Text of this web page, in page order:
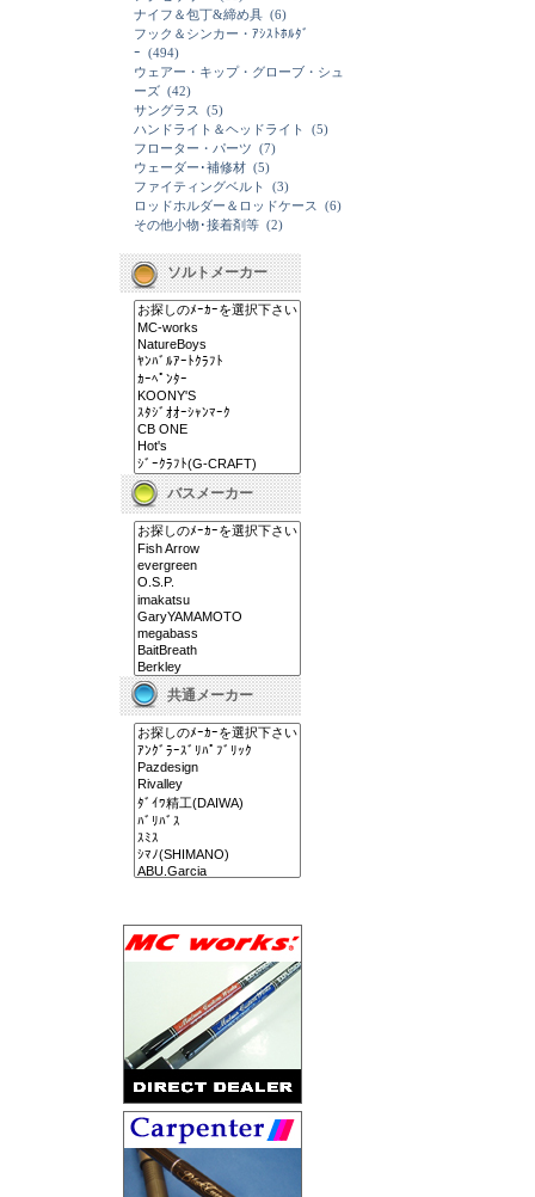
ナイフ＆包丁&締め具 (6)
フック＆シンカー・ｱｼｽﾄﾎﾙﾀﾞ
ｰ (494)
ウェアー・キップ・グローブ・シュ
ーズ (42)
サングラス
(5)
ハンドライト＆ヘッドライト
(5)
フローター・パーツ (7)
ウェーダー･補修材 (5)
ファイティングベルト
(3)
ロッドホルダー＆ロッドケース
(6)
その他小物･接着剤等 (2)
ソルトメーカー
バスメーカー
共通メーカー